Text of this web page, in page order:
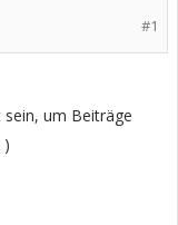
#1
um Beiträge
)